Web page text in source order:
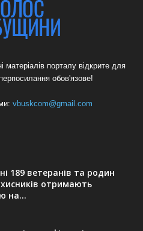
порталу відкрите для
обов'язове!
vbuskcom@gmail.com
189 ветеранів та родин
отримають
на...